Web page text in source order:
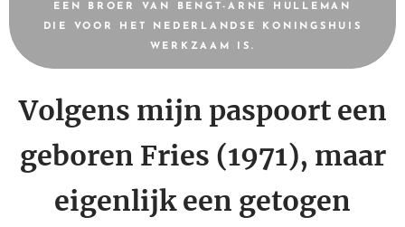
EEN BROER VAN BENGT-ARNE HULLEMAN
DIE VOOR HET NEDERLANDSE KONINGSHUIS
WERKZAAM IS.
Volgens mijn paspoort een
geboren Fries (1971), maar
eigenlijk een getogen